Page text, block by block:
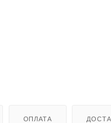
ОПЛАТА